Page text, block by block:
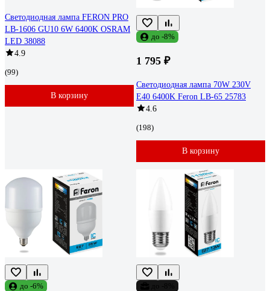
Светодиодная лампа FERON PRO
LB-1606 GU10 6W 6400K OSRAM
LED 38088
4.9
(99)
В корзину
до -8%
1 795 ₽
Светодиодная лампа 70W 230V
E40 6400K Feron LB-65 25783
4.6
(198)
В корзину
до -6%